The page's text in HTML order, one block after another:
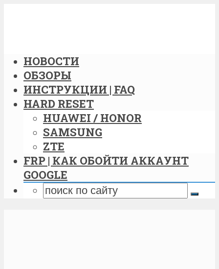
НОВОСТИ
ОБЗОРЫ
ИНСТРУКЦИИ | FAQ
HARD RESET
HUAWEI / HONOR
SAMSUNG
ZTE
FRP | КАК ОБОЙТИ АККАУНТ
GOOGLE